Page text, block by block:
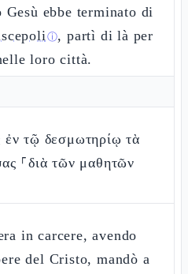
Gesù ebbe terminato di
ⓘ, partì di là per
loro città.
τῷ δεσμωτηρίῳ τὰ
⸀διὰ τῶν μαθητῶν
in carcere, avendo
del Cristo, mandò a